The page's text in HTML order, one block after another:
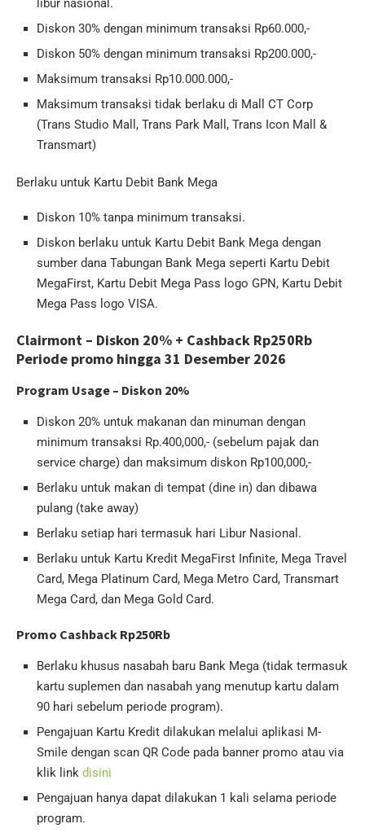
libur nasional.
Diskon 30% dengan minimum transaksi Rp60.000,-
Diskon 50% dengan minimum transaksi Rp200.000,-
Maksimum transaksi Rp10.000.000,-
Maksimum transaksi tidak berlaku di Mall CT Corp
(Trans Studio Mall, Trans Park Mall, Trans Icon Mall &
Transmart)
Berlaku untuk Kartu Debit Bank Mega
Diskon 10% tanpa minimum transaksi.
Diskon berlaku untuk Kartu Debit Bank Mega dengan
sumber dana Tabungan Bank Mega seperti Kartu Debit
MegaFirst, Kartu Debit Mega Pass logo GPN, Kartu Debit
Mega Pass logo VISA.
Clairmont – Diskon 20% + Cashback Rp250Rb
Periode promo hingga 31 Desember 2026
Program Usage – Diskon 20%
Diskon 20% untuk makanan dan minuman dengan
minimum transaksi Rp.400,000,- (sebelum pajak dan
service charge) dan maksimum diskon Rp100,000,-
Berlaku untuk makan di tempat (dine in) dan dibawa
pulang (take away)
Berlaku setiap hari termasuk hari Libur Nasional.
Berlaku untuk Kartu Kredit MegaFirst Infinite, Mega Travel
Card, Mega Platinum Card, Mega Metro Card, Transmart
Mega Card, dan Mega Gold Card.
Promo Cashback Rp250Rb
Berlaku khusus nasabah baru Bank Mega (tidak termasuk
kartu suplemen dan nasabah yang menutup kartu dalam
90 hari sebelum periode program).
Pengajuan Kartu Kredit dilakukan melalui aplikasi M-
Smile dengan scan QR Code pada banner promo atau via
klik link disini
Pengajuan hanya dapat dilakukan 1 kali selama periode
program.